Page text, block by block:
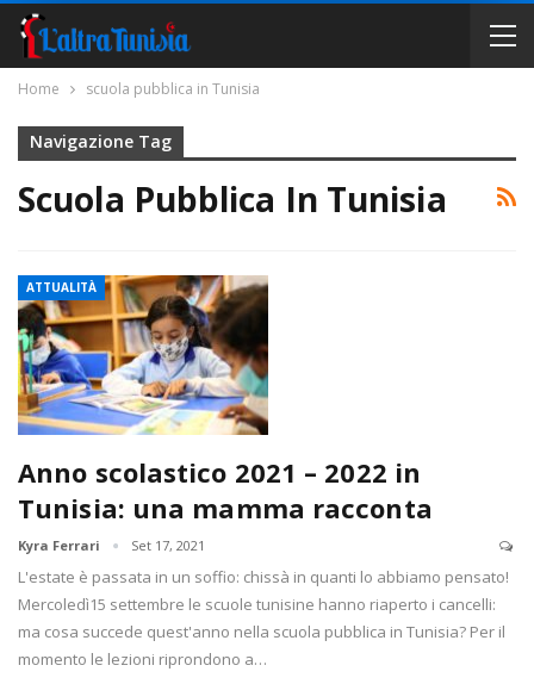
Home scuola pubblica in Tunisia
Navigazione Tag
Scuola Pubblica In Tunisia
ATTUALITÀ
Anno scolastico 2021 – 2022 in
Tunisia: una mamma racconta
Kyra Ferrari Set 17, 2021
L'estate è passata in un soffio: chissà in quanti lo abbiamo pensato!
Mercoledì15 settembre le scuole tunisine hanno riaperto i cancelli:
ma cosa succede quest'anno nella scuola pubblica in Tunisia? Per il
momento le lezioni riprondono a…